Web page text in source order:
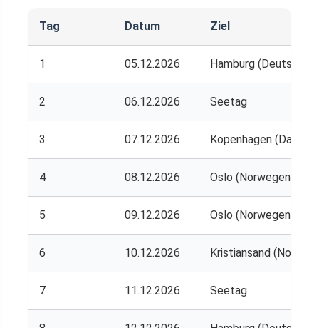
Tag Datum Ziel
1 05.12.2026 Hamburg
2 06.12.2026 Seetag
3 07.12.2026 Kopenhagen
4 08.12.2026 Oslo (Norwegen)
5 09.12.2026 Oslo (Norwegen)
6 10.12.2026 Kristiansand
7 11.12.2026 Seetag